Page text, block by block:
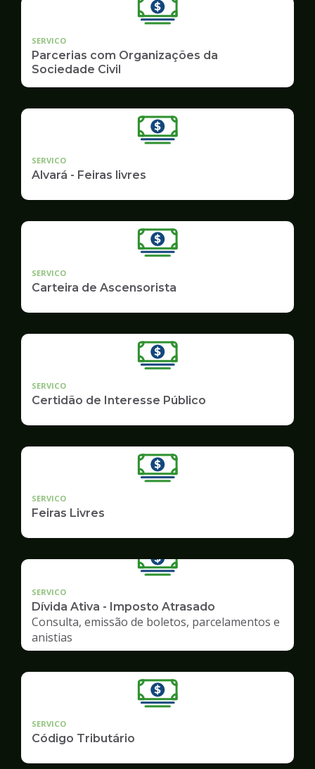
SERVICO
Parcerias com Organizações da
Sociedade Civil
SERVICO
Alvará - Feiras livres
SERVICO
Carteira de Ascensorista
SERVICO
Certidão de Interesse Público
SERVICO
Feiras Livres
SERVICO
Dívida Ativa - Imposto Atrasado
Consulta, emissão de boletos, parcelamentos e
anistias
SERVICO
Código Tributário